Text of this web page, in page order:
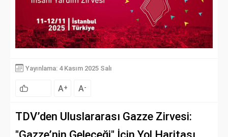
Yayınlama: 4 Kasım 2025 Salı
A+ A-
TDV’den Uluslararası Gazze Zirvesi: